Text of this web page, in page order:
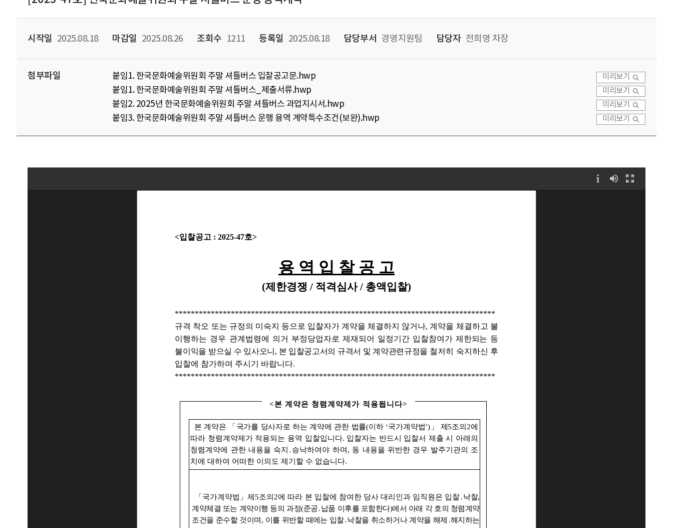
시작일 2025.08.18 마감일 2025.08.26 조회수 1211 등록일 2025.08.18 담당부서 경영지원팀 담당자 전희영 차장
첨부파일 붙임1. 한국문화예술위원회 주말 셔틀버스 입찰공고문.hwp 미리보기
붙임1. 한국문화예술위원회 주말 셔틀버스_제출서류.hwp 미리보기
붙임2. 2025년 한국문화예술위원회 주말 셔틀버스 과업지시서.hwp 미리보기
붙임3. 한국문화예술위원회 주말 셔틀버스 운행 용역 계약특수조건(보완).hwp 미리보기